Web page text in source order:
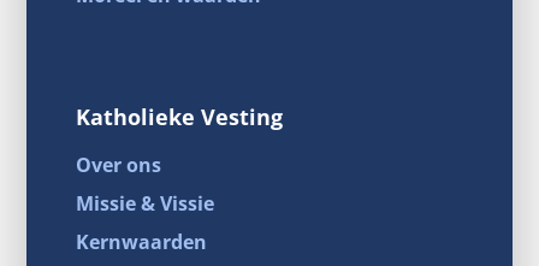
Katholieke Vesting
Over ons
Missie & Vissie
Kernwaarden